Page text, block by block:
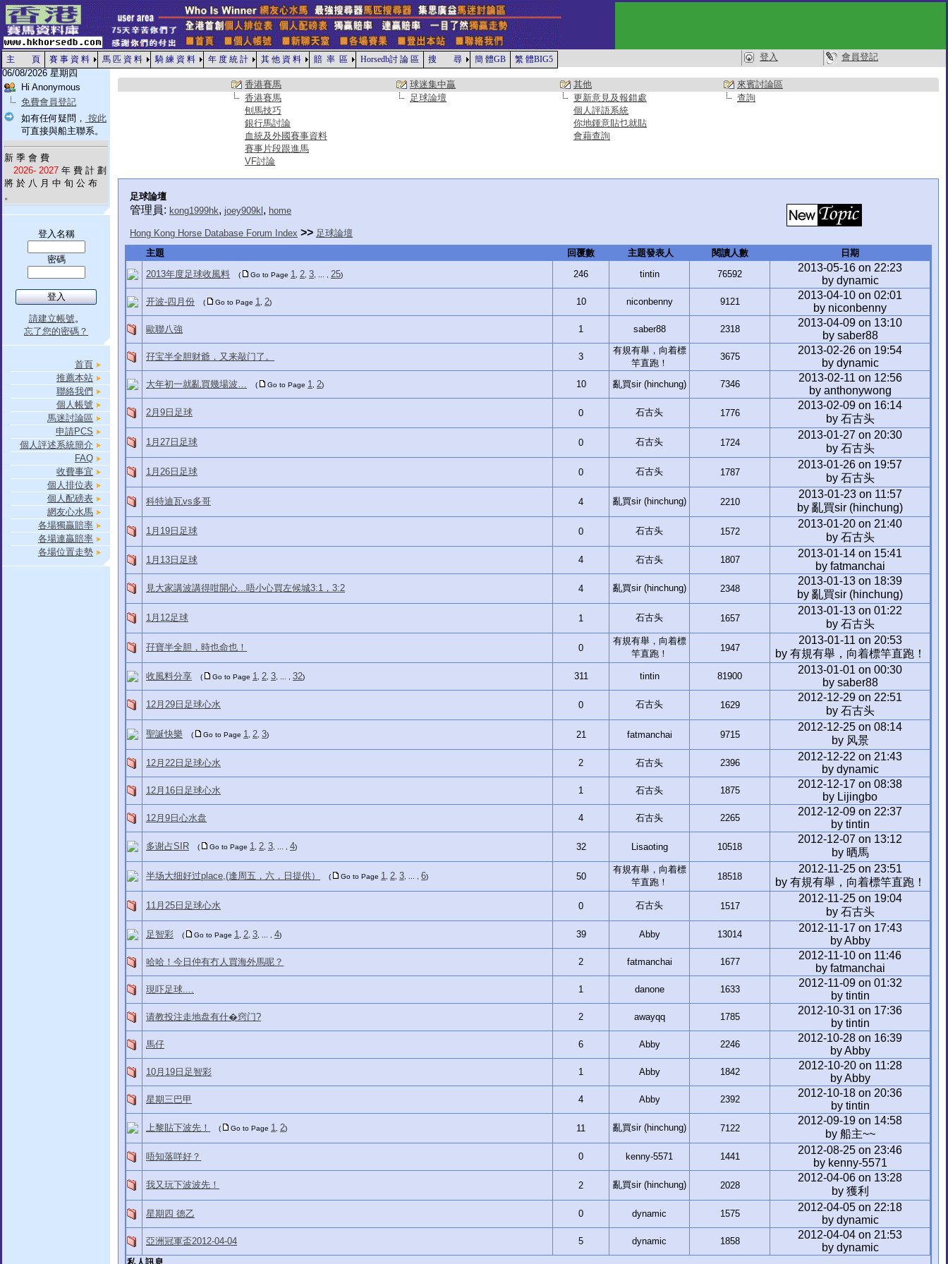
主 頁 賽 事 資 料 馬 匹 資 料 騎 練 資 料 年 度 統 計 其 他 資 料 賠 率 區 Horsedb討 論 區 搜 尋 簡 體GB 繁 體BIG5 登入
會員登記
06/08/2026 星期四
Hi Anonymous
免費會員登記
如有任何疑問， 按此
可直接與船主聯系。
新 季 會 費
2026- 2027 年 費 計 劃
將 於 八 月 中 旬 公 布
。
登入名稱
密碼
請建立帳號。
忘了您的密碼？
首頁
推薦本站
聯絡我們
個人帳號
馬迷討論區
申請PCS
個人評述系統簡介
FAQ
收費事宜
個人排位表
個人配磅表
網友心水馬
各場獨贏賠率
各場連贏賠率
各場位置走勢
香港賽馬 球迷集中贏 其他
來賓討論區
香港賽馬
足球論壇 更新意見及報錯處
查詢
刨馬技巧
個人評語系統
銀行馬討論
你地鍾意貼乜就貼
血統及外國賽事資料
會藉查詢
賽事片段跟進馬
VF討論
足球論壇
管理員: kong1999hk, joey909kl , home
Hong Kong Horse Database Forum Index >> 足球論壇
主題
回覆數 主題發表人 閱讀人數
日期
2013年度足球收風料
( Go to Page 1 2 3 25) 246 tintin 76592
2013-05-16 on 22:23
by dynamic
开波-四月份 ( Go to Page 1 2) 10 niconbenny 9121
2013-04-10 on 02:01
by niconbenny
歐聯八強 1 saber88 2318
2013-04-09 on 13:10
by saber88
孖宝半全胆财爺，又来敲门了。 3
有規有舉，向着標
竿直跑！
3675
2013-02-26 on 19:54
by dynamic
大年初一就亂買幾場波… ( Go to Page 1 2) 10 亂買sir (hinchung) 7346
2013-02-11 on 12:56
by anthonywong
2月9日足球 0 石古头 1776
2013-02-09 on 16:14
by 石古头
1月27日足球 0 石古头 1724
2013-01-27 on 20:30
by 石古头
1月26日足球 0 石古头 1787
2013-01-26 on 19:57
by 石古头
科特迪瓦vs多哥 4 亂買sir (hinchung) 2210
2013-01-23 on 11:57
by 亂買sir (hinchung)
1月19日足球 0 石古头 1572
2013-01-20 on 21:40
by 石古头
1月13日足球 4 石古头 1807
2013-01-14 on 15:41
by fatmanchai
見大家講波講得咁開心...唔小心買左候城3:1，3:2 4 亂買sir (hinchung) 2348
2013-01-13 on 18:39
by 亂買sir (hinchung)
1月12足球 1 石古头 1657
2013-01-13 on 01:22
by 石古头
孖寶半全胆，時也命也！ 0
有規有舉，向着標
竿直跑！
1947
2013-01-11 on 20:53
by 有規有舉，向着標竿直跑！
收風料分享 ( Go to Page 1 2 3 32) 311 tintin 81900
2013-01-01 on 00:30
by saber88
12月29日足球心水 0 石古头 1629
2012-12-29 on 22:51
by 石古头
聖誕快樂 ( Go to Page 1 2 3) 21 fatmanchai 9715
2012-12-25 on 08:14
by 风景
12月22日足球心水 2 石古头 2396
2012-12-22 on 21:43
by dynamic
12月16日足球心水 1 石古头 1875
2012-12-17 on 08:38
by Lijingbo
12月9日心水盘 4 石古头 2265
2012-12-09 on 22:37
by tintin
多谢占SIR ( Go to Page 1 2 3 4) 32 Lisaoting 10518
2012-12-07 on 13:12
by 晒馬
半场大细好过place,(逢周五，六，日提供） ( Go to Page 1 2 3 6) 50
有規有舉，向着標
竿直跑！
18518
2012-11-25 on 23:51
by 有規有舉，向着標竿直跑！
11月25日足球心水 0 石古头 1517
2012-11-25 on 19:04
by 石古头
足智彩 ( Go to Page 1 2 3 4) 39 Abby 13014
2012-11-17 on 17:43
by Abby
哈哈！今日仲有冇人買海外馬呢？ 2 fatmanchai 1677
2012-11-10 on 11:46
by fatmanchai
現吓足球.... 1 danone 1633
2012-11-09 on 01:32
by tintin
请教投注走地盘有什�窍门? 2 awayqq 1785
2012-10-31 on 17:36
by tintin
馬仔 6 Abby 2246
2012-10-28 on 16:39
by Abby
10月19日足智彩 1 Abby 1842
2012-10-20 on 11:28
by Abby
星期三巴甲 4 Abby 2392
2012-10-18 on 20:36
by tintin
上黎貼下波先！ ( Go to Page 1 2) 11 亂買sir (hinchung) 7122
2012-09-19 on 14:58
by 船主~~
唔知落咩好？ 0 kenny-5571 1441
2012-08-25 on 23:46
by kenny-5571
我又玩下波波先！ 2 亂買sir (hinchung) 2028
2012-04-06 on 13:28
by 獲利
星期四 德乙 0 dynamic 1575
2012-04-05 on 22:18
by dynamic
亞洲冠軍盃2012-04-04 5 dynamic 1858
2012-04-04 on 21:53
by dynamic